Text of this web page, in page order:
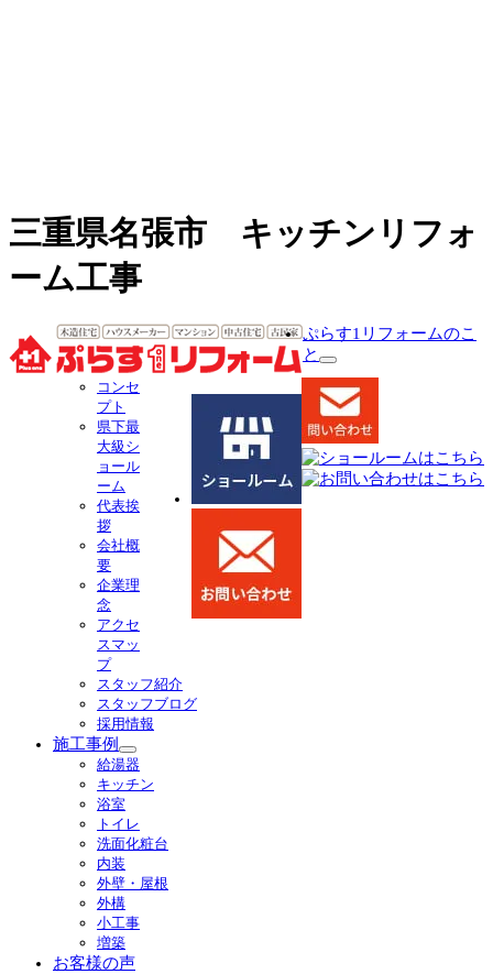
三重県名張市 キッチンリフォ
ーム工事
ぷらす1リフォームのこ
と
サ
ブ
メ
ニ
ュ
ー
を
コンセ
プト
県下最
大級シ
ョール
ーム
代表挨
拶
会社概
要
企業理
念
アクセ
スマッ
プ
スタッフ紹介
スタッフブログ
採用情報
施工事例
サ
ブ
ニ
ュ
開
給湯器
キッチン
浴室
トイレ
洗面化粧台
内装
外壁・屋根
外構
小工事
増築
お客様の声